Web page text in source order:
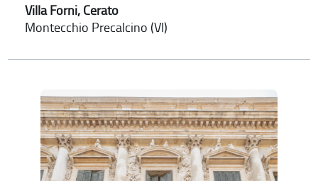
Villa Forni, Cerato
Montecchio Precalcino (VI)